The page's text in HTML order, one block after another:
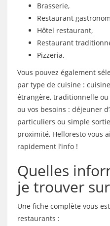
Brasserie,
Restaurant
Hôtel restaurant,
Restaurant
Pizzeria,
Vous pouvez également
par type de cuisine :
étrangère, traditionnelle ou
ou vos besoins : déjeuner
particuliers ou simple
proximité, Helloresto vous
rapidement l’info !
Quelles
je trouver
Une fiche complète vous
restaurants :